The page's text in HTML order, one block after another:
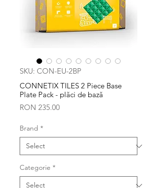
SKU: CON-EU-2BP
CONNETIX TILES 2 Piece Base
Plate Pack - plăci de bază
RON 235.00Price
Brand *
Categorie *